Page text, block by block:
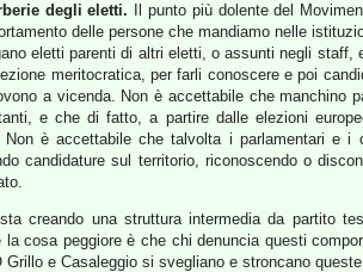
degli eletti. Il punto più dolente del
delle persone che mandiamo nelle
eletti parenti di altri eletti, o assunti negli
meritocratica, per farli conoscere e poi
a vicenda. Non è accettabile che manchino
e che di fatto, a partire dalle elezioni
è accettabile che talvolta i parlamentari e i
candidature sul territorio, riconoscendo o
creando una struttura intermedia da partito
la cosa peggiore è che chi denuncia questi
e Casaleggio si svegliano e stroncano